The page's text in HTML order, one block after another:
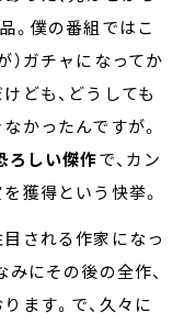
。僕の番組ではこ
）ガチャになってか
ども、どうしても
かったんですが。
ろしい傑作で、カン
獲得という快挙。
される作家になっ
みにその後の全作、
ます。で、久々に